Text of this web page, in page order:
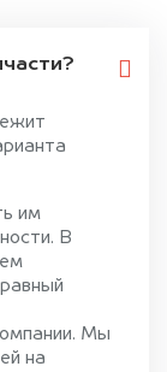
им
В
Мы
на